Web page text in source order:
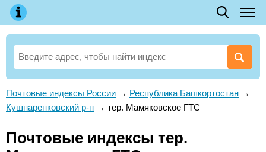
Почтовые индексы России → Республика Башкортостан →
Кушнаренковский р-н → тер. Мамяковское ГТС
Почтовые индексы тер.